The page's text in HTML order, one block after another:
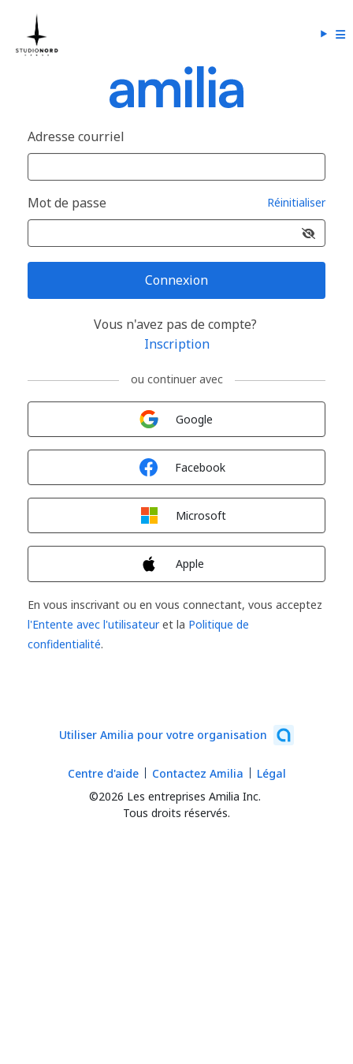
Adresse courriel
Mot de passe Réinitialiser
Connexion
Vous n'avez pas de compte?
Inscription
ou continuer avec
Google
Facebook
Microsoft
Apple
En vous inscrivant ou en vous connectant, vous acceptez
l'Entente avec l'utilisateuret la Politique de
confidentialité.
Utiliser Amilia pour votre organisation
©2026 Les entreprises Amilia Inc.
Tous droits réservés.
Centre d'aide Contactez Amilia Légal